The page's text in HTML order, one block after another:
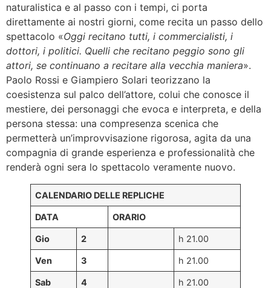
naturalistica e al passo con i tempi, ci porta
direttamente ai nostri giorni, come recita un passo dello
spettacolo «Oggi recitano tutti, i commercialisti, i
dottori, i politici. Quelli che recitano peggio sono gli
attori, se continuano a recitare alla vecchia maniera».
Paolo Rossi e Giampiero Solari teorizzano la
coesistenza sul palco dell’attore, colui che conosce il
mestiere, dei personaggi che evoca e interpreta, e della
persona stessa: una compresenza scenica che
permetterà un’improvvisazione rigorosa, agita da una
compagnia di grande esperienza e professionalità che
renderà ogni sera lo spettacolo veramente nuovo.
CALENDARIO DELLE REPLICHE
DATA ORARIO
Gio 2 h 21.00
Ven 3 h 21.00
Sab 4 h 21.00